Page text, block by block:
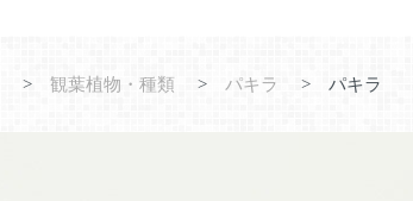
> 観葉植物・種類 > パキラ > パキラ